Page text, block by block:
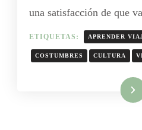
una satisfacción de que
ETIQUETAS: APRENDER
COSTUMBRES CULTURA
Leer más